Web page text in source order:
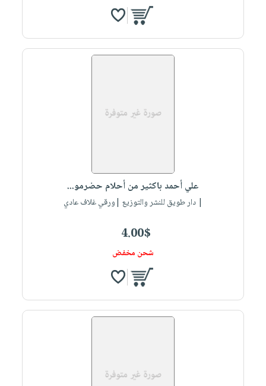
علي أحمد باكثير من أحلام حضرمو...
| دار طويق للنشر والتوزيع |ورقي غلاف عادي
4.00$
شحن مخفض